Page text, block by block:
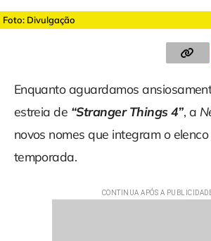
Foto: Divulgação
Enquanto aguardamos
estreia de “Stranger Things 4”, a
novos nomes que integram o
temporada.